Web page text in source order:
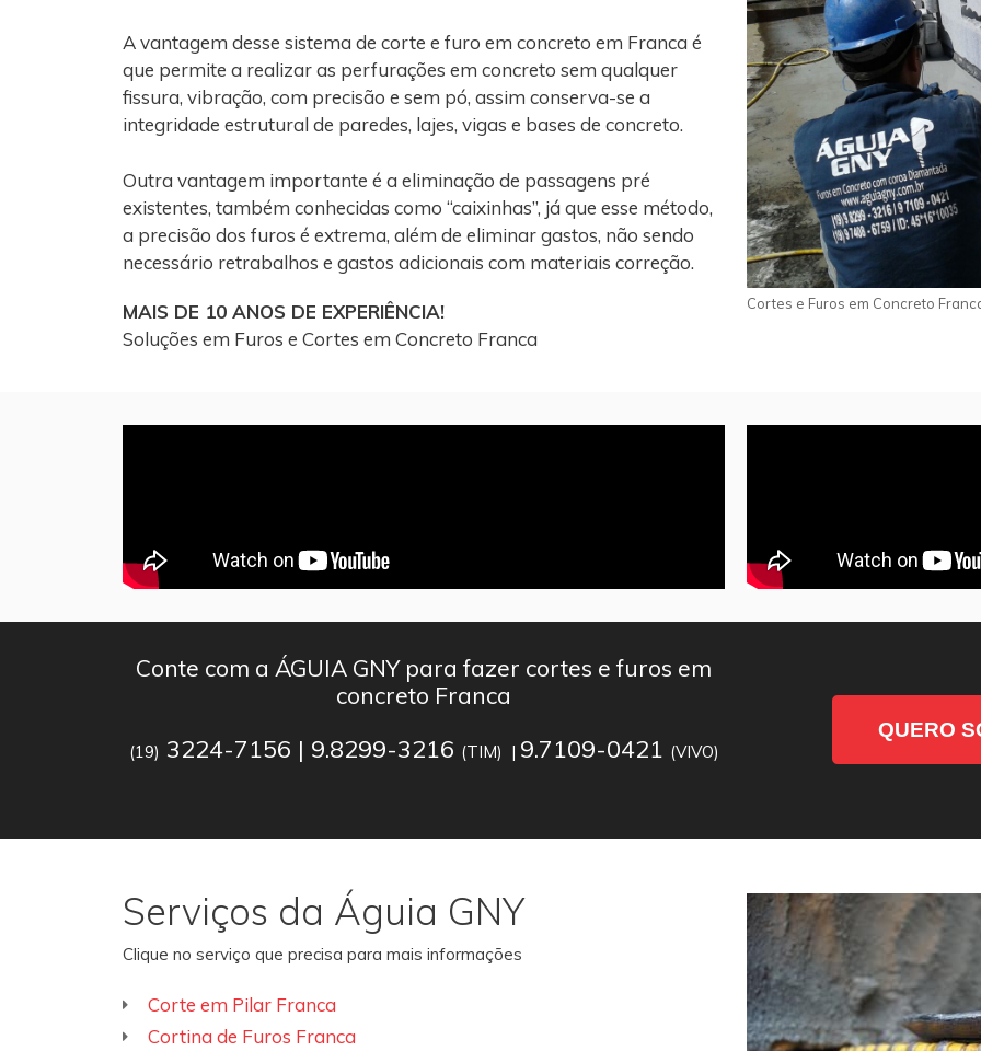
A vantagem desse sistema de corte e furo em concreto em Franca é
que permite a realizar as perfurações em concreto sem qualquer
fissura, vibração, com precisão e sem pó, assim conserva-se a
integridade estrutural de paredes, lajes, vigas e bases de concreto.
Outra vantagem importante é a eliminação de passagens pré
existentes, também conhecidas como “caixinhas”, já que esse método,
a precisão dos furos é extrema, além de eliminar gastos, não sendo
necessário retrabalhos e gastos adicionais com materiais correção.
MAIS DE 10 ANOS DE EXPERIÊNCIA!
Soluções em Furos e Cortes em Concreto Franca
Cortes e Furos em Concreto
Conte com a ÁGUIA GNY para fazer cortes e furos em
concreto Franca
(19) 3224-7156 | 9.8299-3216 (TIM) | 9.7109-0421 (VIVO)
QUERO
Serviços da Águia GNY
Clique no serviço que precisa para mais informações
Corte em Pilar Franca
Cortina de Furos Franca